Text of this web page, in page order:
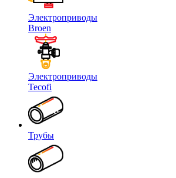
Электроприводы
Broen
Электроприводы
Tecofi
Трубы